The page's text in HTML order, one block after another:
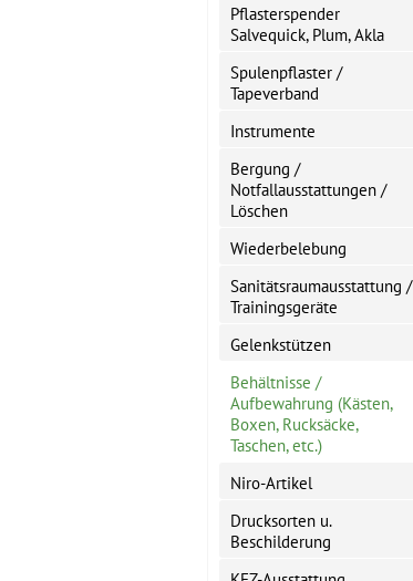
Pflasterspender
Salvequick, Plum, Akla
Spulenpflaster /
Tapeverband
Instrumente
Bergung /
Notfallausstattungen /
Löschen
Wiederbelebung
Sanitätsraumausstattung /
Trainingsgeräte
Gelenkstützen
Behältnisse /
Aufbewahrung (Kästen,
Boxen, Rucksäcke,
Taschen, etc.)
Niro-Artikel
Drucksorten u.
Beschilderung